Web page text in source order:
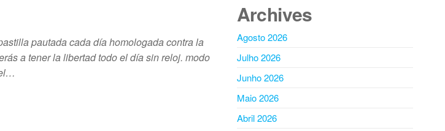
pautada cada día homologada contra la
a tener la libertad todo el día sin reloj. modo
Archives
Agosto 2026
Julho 2026
Junho 2026
Maio 2026
Abril 2026